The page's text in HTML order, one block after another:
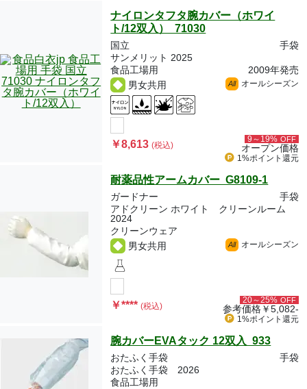
ナイロンタフタ腕カバー（ホワイ
ト/12双入） 71030
国立
手袋
サンメリット 2025
食品工場用
2009年発売
男女共用
All オールシーズン
￥8,613(税込)
9～19% OFF
オープン価格
1%ポイント 還元
耐薬品性アームカバー G8109-1
ガードナー
手袋
アドクリーン ホワイト クリーンルーム
2024
クリーンウェア
男女共用
All オールシーズン
￥**** (税込)
20～25% OFF
参考価格￥5,082-
1%ポイント 還元
腕カバーEVAタック 12双入 933
おたふく手袋
手袋
おたふく手袋 2026
食品工場用